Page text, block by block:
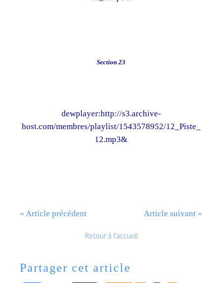
Section 23
dewplayer:http://s3.archive-
host.com/membres/playlist/1543578952/12_Piste_
12.mp3&
« Article précédent Article suivant »
Retour à l'accueil
Partager cet article